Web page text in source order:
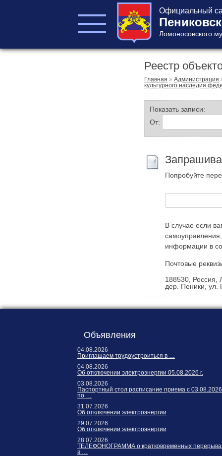
Официальный
Ломоносовского
Россия, Ленинградская
Ломоносовский район,
Пеники, ул. Новая, д. 13,
Реестр
Главная » Администрация
культурного наследия
Показать записи:
От:
Попробуйте
В случае если
информации в
Почтовые
188530, Россия,
дер. Пеники, ул.
Объявления
04.08.2026
Приглашаем трудоустроиться в …
04.08.2026
Об отключении электроэнергии 05.08.2026 г.
03.08.2026
Паспортный стол расписание приема с 03.08.2026
по …
31.07.2026
Об отключении электроэнергии
29.07.2026
Об отключении электроэнергии
28.07.2026
ТЕЛЕФОНОГРАММА о кратковременных
в …